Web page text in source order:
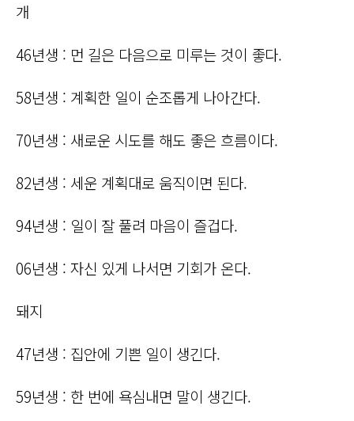
개
46년생 : 먼 길은 다음으로 미루는 것이 좋다.
58년생 : 계획한 일이 순조롭게 나아간다.
70년생 : 새로운 시도를 해도 좋은 흐름이다.
82년생 : 세운 계획대로 움직이면 된다.
94년생 : 일이 잘 풀려 마음이 즐겁다.
06년생 : 자신 있게 나서면 기회가 온다.
돼지
47년생 : 집안에 기쁜 일이 생긴다.
59년생 : 한 번에 욕심내면 말이 생긴다.